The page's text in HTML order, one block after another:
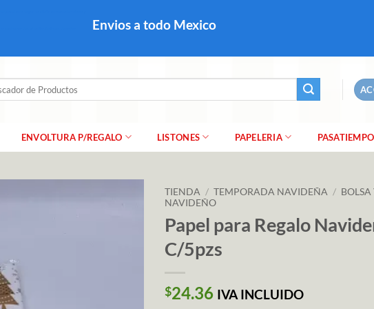
Envios a todo Mexico
ENVOLTURA P/REGALO LISTONES PAPELERIA
TIENDA / TEMPORADA NAVIDEÑA / BOLSA
NAVIDEÑO
Papel para Regalo
C/5pzs
$24.36 IVA INCLUIDO